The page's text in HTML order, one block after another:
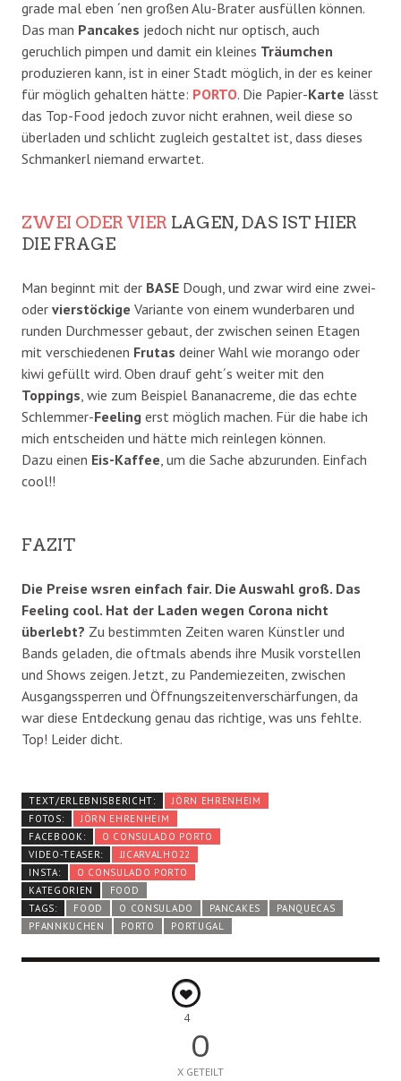
grade mal eben ´nen großen Alu-Brater ausfüllen können.
Das man Pancakes jedoch nicht nur optisch, auch
geruchlich pimpen und damit ein kleines Träumchen
produzieren kann, ist in einer Stadt möglich, in der es keiner
für möglich gehalten hätte: PORTO. Die Papier-Karte lässt
das Top-Food jedoch zuvor nicht erahnen, weil diese so
überladen und schlicht zugleich gestaltet ist, dass dieses
Schmankerl niemand erwartet.
ZWEI ODER VIER LAGEN, DAS IST HIER
DIE FRAGE
Man beginnt mit der BASE Dough, und zwar wird eine zwei-
oder vierstöckige Variante von einem wunderbaren und
runden Durchmesser gebaut, der zwischen seinen Etagen
mit verschiedenen Frutas deiner Wahl wie morango oder
kiwi gefüllt wird. Oben drauf geht´s weiter mit den
Toppings, wie zum Beispiel Bananacreme, die das echte
Schlemmer-Feeling erst möglich machen. Für die habe ich
mich entscheiden und hätte mich reinlegen können.
Dazu einen Eis-Kaffee, um die Sache abzurunden. Einfach
cool!!
FAZIT
Die Preise wsren einfach fair. Die Auswahl groß. Das
Feeling cool. Hat der Laden wegen Corona nicht
überlebt? Zu bestimmten Zeiten waren Künstler und
Bands geladen, die oftmals abends ihre Musik vorstellen
und Shows zeigen. Jetzt, zu Pandemiezeiten, zwischen
Ausgangssperren und Öffnungszeitenverschärfungen, da
war diese Entdeckung genau das richtige, was uns fehlte.
Top! Leider dicht.
TEXT/ERLEBNISBERICHT:
JÖRN EHRENHEIM
FOTOS:
JÖRN EHRENHEIM
FACEBOOK:
O CONSULADO PORTO
VIDEO-TEASER:
JJCARVALHO22
INSTA:
O CONSULADO PORTO
KATEGORIEN
FOOD
TAGS:
FOOD O CONSULADO PANCAKES
PANQUECAS
PFANNKUCHEN
PORTO PORTUGAL
4
0
X GETEILT